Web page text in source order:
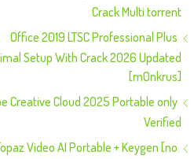
style="display:none;"
Crack Multi torrent
Office 2019 LTSC Professional Plus
Setup With Crack 2026 Updated
[m0nkrus]
Creative Cloud 2025 Portable only
Verified
Video AI Portable + Keygen [no